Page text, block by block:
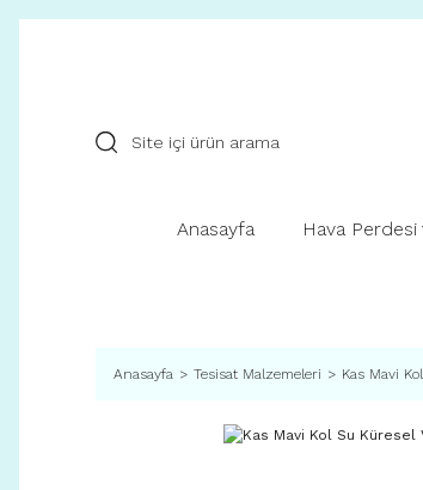
Anasayfa Hava Perdesi
Anasayfa Tesisat Malzemeleri Kas Mavi